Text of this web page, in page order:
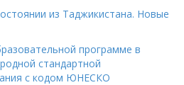
из Таджикистана. Новые
программе в
стандартной
с кодом ЮНЕСКО